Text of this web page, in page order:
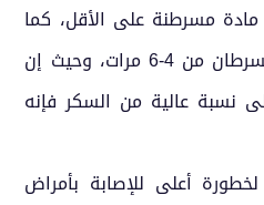
التبغ (غير المدخن) على 30 مادة مسرطنة على الأقل، كما
أنه يزيد خطورة الإصابة بالسرطان من 4-6 مرات، وحيث إن
نسبة عالية من السكر فإنه
أعلى للإصابة بأمراض